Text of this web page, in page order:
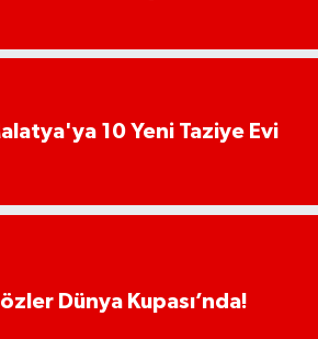
10 Yeni Taziye Evi
Dünya Kupası’nda!